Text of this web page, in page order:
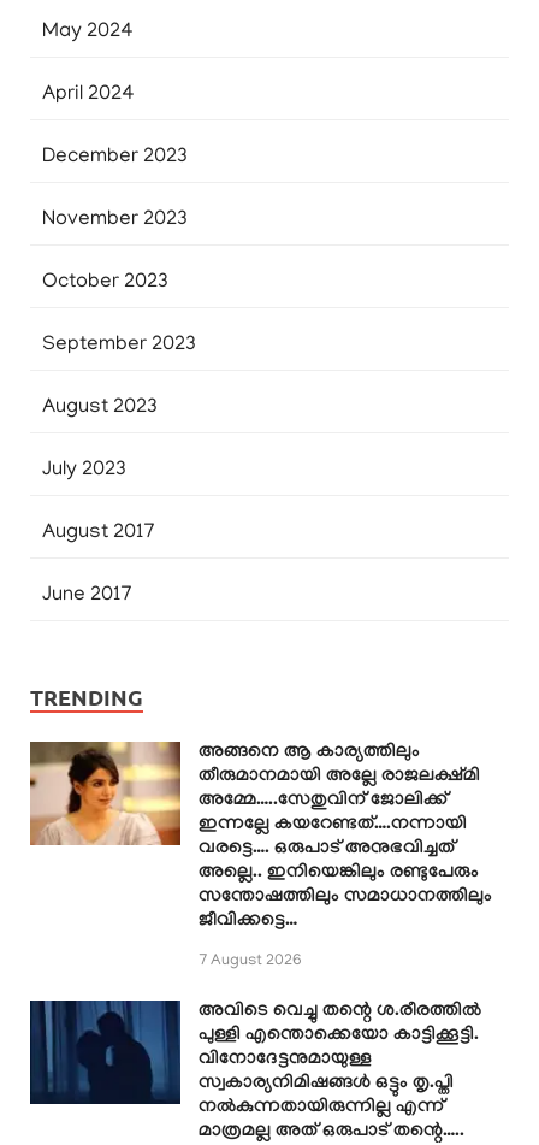
May 2024
April 2024
December 2023
November 2023
October 2023
September 2023
August 2023
July 2023
August 2017
June 2017
TRENDING
അങ്ങനെ ആ കാര്യത്തിലും
തീരുമാനമായി അല്ലേ രാജലക്ഷ്മി
അമ്മേ…..സേതുവിന് ജോലിക്ക്
ഇന്നല്ലേ കയറേണ്ടത്….നന്നായി
വരട്ടെ…. ഒരുപാട് അനുഭവിച്ചത്
അല്ലെ.. ഇനിയെങ്കിലും രണ്ടുപേരും
സന്തോഷത്തിലും സമാധാനത്തിലും
ജീവിക്കട്ടെ…
7 August 2026
അവിടെ വെച്ചു തന്റെ ശ.രീരത്തിൽ
പുള്ളി എന്തൊക്കെയോ കാട്ടിക്കൂട്ടി.
വിനോദേട്ടനുമായുള്ള
സ്വകാര്യനിമിഷങ്ങൾ ഒട്ടും തൃ.പ്തി
നൽകുന്നതായിരുന്നില്ല എന്ന്
മാത്രമല്ല അത് ഒരുപാട് തന്റെ…..